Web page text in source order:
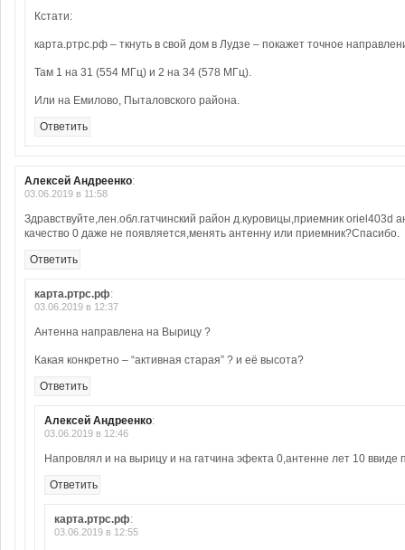
Кстати:
карта.ртрс.рф – ткнуть в свой дом в Лудзе – покажет точное
Там 1 на 31 (554 МГц) и 2 на 34 (578 МГц).
Или на Емилово, Пыталовского района.
Ответить
Алексей Андреенко:
03.06.2019 в 11:58
Здравствуйте,лен.обл.гатчинский район д.куровицы,приемник oriel403d
качество 0 даже не появляется,менять антенну или приемник?Спасибо.
Ответить
карта.ртрс.рф:
03.06.2019 в 12:37
Антенна направлена на Вырицу ?
Какая конкретно – “активная старая” ? и её высота?
Ответить
Алексей Андреенко:
03.06.2019 в 12:46
Напровлял и на вырицу и на гатчина эфекта 0,антенне лет 10
Ответить
карта.ртрс.рф:
03.06.2019 в 12:55